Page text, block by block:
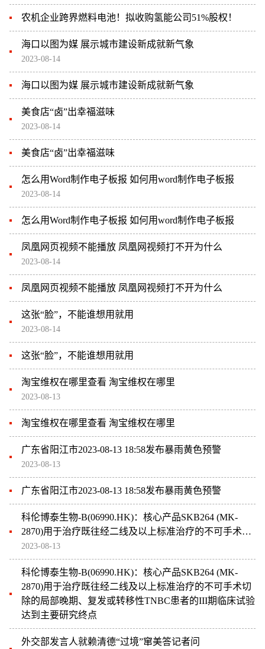
农机企业跨界燃料电池！拟收购氢能公司51%股权！
海口以图为媒 展示城市建设新成就新气象
2023-08-14
海口以图为媒 展示城市建设新成就新气象
美食店“卤”出幸福滋味
2023-08-14
美食店“卤”出幸福滋味
怎么用Word制作电子板报 如何用word制作电子板报
2023-08-14
怎么用Word制作电子板报 如何用word制作电子板报
凤凰网页视频不能播放 凤凰网视频打不开为什么
2023-08-14
凤凰网页视频不能播放 凤凰网视频打不开为什么
这张“脸”，不能谁想用就用
2023-08-14
这张“脸”，不能谁想用就用
淘宝维权在哪里查看 淘宝维权在哪里
2023-08-13
淘宝维权在哪里查看 淘宝维权在哪里
广东省阳江市2023-08-13 18:58发布暴雨黄色预警
2023-08-13
广东省阳江市2023-08-13 18:58发布暴雨黄色预警
科伦博泰生物-B(06990.HK)：核心产品SKB264 (MK-
2870)用于治疗既往经二线及以上标准治疗的不可手术切
除的局部晚期、复发或转移性TNBC患者的III期临床试验
达到主要研究终点
2023-08-13
科伦博泰生物-B(06990.HK)：核心产品SKB264 (MK-
2870)用于治疗既往经二线及以上标准治疗的不可手术切
除的局部晚期、复发或转移性TNBC患者的III期临床试验
达到主要研究终点
外交部发言人就赖清德“过境”窜美答记者问